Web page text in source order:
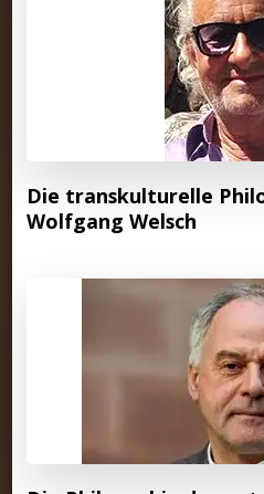
Die transkulturelle
Wolfgang Welsch